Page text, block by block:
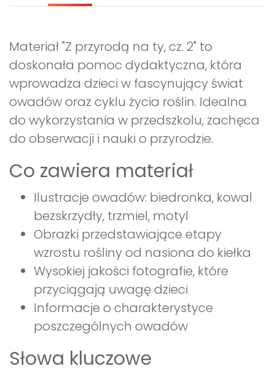
Materiał "Z przyrodą na ty, cz. 2" to
doskonała pomoc dydaktyczna, która
wprowadza dzieci w fascynujący świat
owadów oraz cyklu życia roślin. Idealna
do wykorzystania w przedszkolu, zachęca
do obserwacji i nauki o przyrodzie.
Co zawiera materiał
Ilustracje owadów: biedronka, kowal
bezskrzydły, trzmiel, motyl
Obrazki przedstawiające etapy
wzrostu rośliny od nasiona do kiełka
Wysokiej jakości fotografie, które
przyciągają uwagę dzieci
Informacje o charakterystyce
poszczególnych owadów
Słowa kluczowe